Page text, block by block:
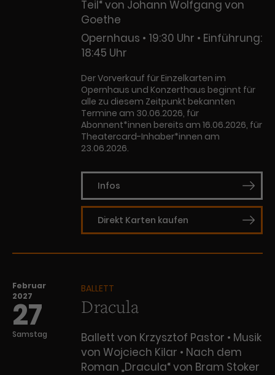
Teil“ von Johann Wolfgang von
Goethe
Opernhaus
19:30 Uhr
Einführung:
18:45 Uhr
Der Vorverkauf für Einzelkarten im
Opernhaus und Konzerthaus beginnt für
alle zu diesem Zeitpunkt bekannten
Termine am 30.06.2026, für
Abonnent*innen bereits am 16.06.2026, für
Theatercard-Inhaber*innen am
23.06.2026.
Infos
Direkt Karten kaufen
Februar
2027
27
Samstag
BALLETT
Dracula
Ballett von Krzysztof Pastor • Musik
von Wojciech Kilar • Nach dem
Roman „Dracula“ von Bram Stoker